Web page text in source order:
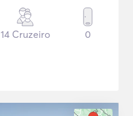
14 Cruzeiro 0